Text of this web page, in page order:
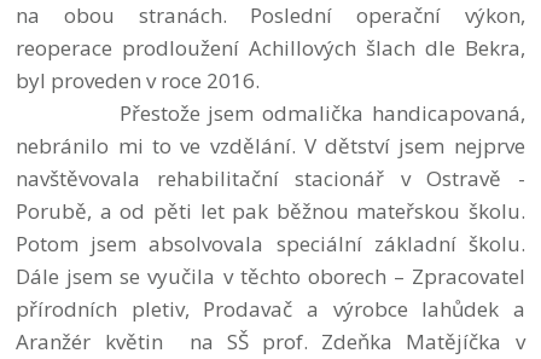
na obou stranách. Poslední operační výkon,
reoperace prodloužení Achillových šlach dle Bekra,
byl proveden v roce 2016.
Přestože jsem odmalička handicapovaná,
nebránilo mi to ve vzdělání. V dětství jsem nejprve
navštěvovala rehabilitační stacionář v Ostravě -
Porubě, a od pěti let pak běžnou mateřskou školu.
Potom jsem absolvovala speciální základní školu.
Dále jsem se vyučila v těchto oborech – Zpracovatel
přírodních pletiv, Prodavač a výrobce lahůdek a
Aranžér květin na SŠ prof. Zdeňka Matějíčka v